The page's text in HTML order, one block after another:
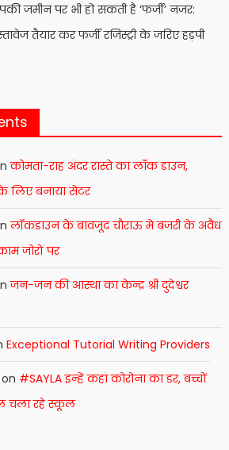
जमीन पर भी हो सकती है ‘फर्जी’ नजर:
तैयार कर फर्जी रजिस्ट्री के जरिए हड़पी
कोमता-राह अंदर रास्ते का लाँक डाउन,
बनाया सेंटर
लॉकडाउन के बावजूद चौराऊ मे बजरी के अवैध
जोरों पर
जन-जन की आस्था का केन्द्र श्री दुदेश्वर
Exceptional Tutorial Writing Providers
#SAYLA इन्हें कहां कोरोना का डर, बच्चों
चला रहे स्कूल